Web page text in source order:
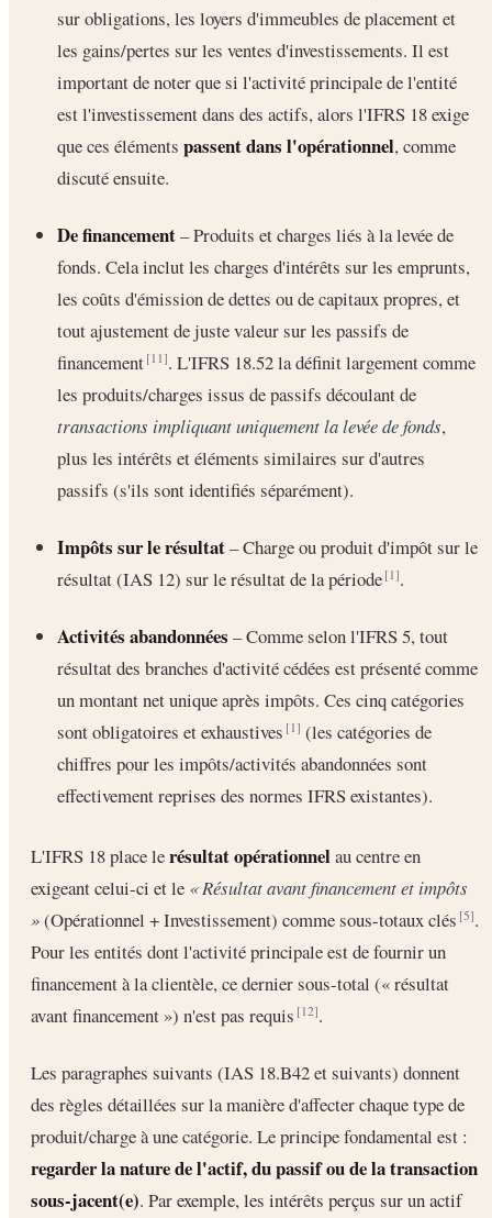
sur obligations, les loyers d'immeubles de placement et
les gains/pertes sur les ventes d'investissements. Il est
important de noter que si l'activité principale de l'entité
est l'investissement dans des actifs, alors l'IFRS 18 exige
que ces éléments passent dans l'opérationnel, comme
discuté ensuite.
De financement– Produits et charges liés à la levée de
fonds. Cela inclut les charges d'intérêts sur les emprunts,
les coûts d'émission de dettes ou de capitaux propres, et
tout ajustement de juste valeur sur les passifs de
financement[11]. L'IFRS 18.52 la définit largement comme
les produits/charges issus de passifs découlant de
transactions impliquant uniquement la levée de fonds,
plus les intérêts et éléments similaires sur d'autres
passifs (s'ils sont identifiés séparément).
Impôts sur le résultat– Charge ou produit d'impôt sur le
résultat (IAS 12) sur le résultat de la période[1].
Activités abandonnées – Comme selon l'IFRS 5, tout
résultat des branches d'activité cédées est présenté comme
un montant net unique après impôts. Ces cinq catégories
sont obligatoires et exhaustives[1] (les catégories de
chiffres pour les impôts/activités abandonnées sont
effectivement reprises des normes IFRS existantes).
L'IFRS 18 place lerésultat opérationnelau centre en
exigeant celui-ci et le « Résultat avant financement et impôts
»(Opérationnel + Investissement) comme sous-totaux clés[5].
Pour les entités dont l'activité principale est de fournir un
financement à la clientèle, ce dernier sous-total (« résultat
avant financement ») n'est pas requis[12].
Les paragraphes suivants (IAS 18.B42 et suivants) donnent
des règles détaillées sur la manière d'affecter chaque type de
produit/charge à une catégorie. Le principe fondamental est :
regarder la nature de l'actif, du passif ou de la transaction
sous-jacent(e). Par exemple, les intérêts perçus sur un actif